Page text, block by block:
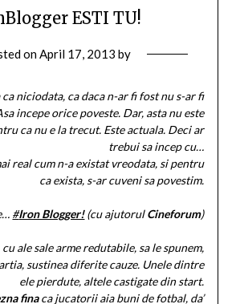
ESTI TU!
onApril 17, 2013 by
niciodata, ca daca n-ar fi fost nu s-ar fi
incepe orice poveste. Dar, asta nu este
ca nu e la trecut. Este actuala. Deci ar
trebui sa incep cu…
real cum n-a existat vreodata, si pentru
ca exista, s-ar cuveni sa povestim.
#Iron Blogger! (cu ajutorulCineforum)
ale sale arme redutabile, sa le spunem,
sustinea diferite cauze. Unele dintre
ele pierdute, altele castigate din start.
finaca jucatorii aia buni de fotbal, da’